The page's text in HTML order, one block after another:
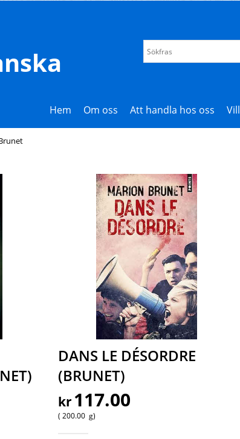
Hem Om oss Att handla hos oss
DANS LE DÉSORDRE
(BRUNET)
kr 117.00
200.00 g